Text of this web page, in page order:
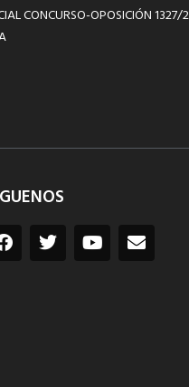
CONCURSO-OPOSICIÓN 1327/